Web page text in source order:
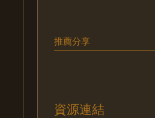
推薦分享
資源連結